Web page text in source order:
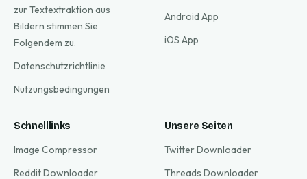
zur Textextraktion aus
Bildern stimmen Sie
Folgendem zu.
Datenschutzrichtlinie
Nutzungsbedingungen
Android App
iOS App
Schnelllinks
Image Compressor
Reddit Downloader
Unsere Seiten
Twitter Downloader
Threads Downloader